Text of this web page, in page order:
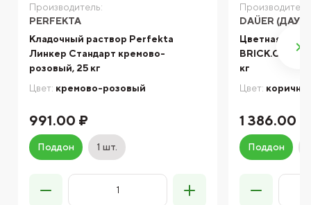
Производитель:
PERFEKTA
Кладочный раствор Perfekta
Линкер Стандарт кремово-
розовый, 25 кг
Цвет: кремово-розовый
991.00 ₽
Поддон 1 шт.
DAÜER
Цветная
кг
Цвет:
1 386.00 ₽
Поддон